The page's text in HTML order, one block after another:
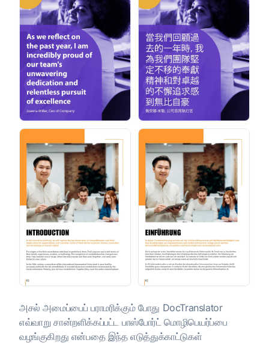
அசல் அமைப்பைப் பராமரிக்கும் போது DocTranslator
எவ்வாறு சான்றளிக்கப்பட்ட பாஸ்போர்ட் மொழிபெயர்ப்பை
வழங்குகிறது என்பதை இந்த எடுத்துக்காட்டுகள்